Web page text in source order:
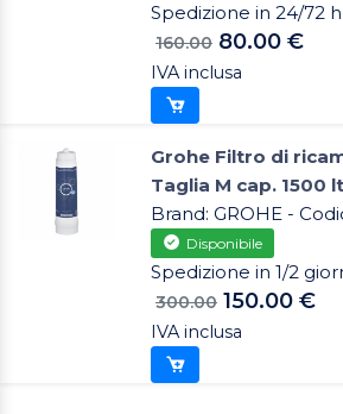
Spedizione in 24/72 h
160.00 80.00 €
IVA inclusa
Grohe Filtro di
Taglia M cap. 1500
Brand: GROHE -
Disponibile
Spedizione in 1/2
300.00 150.00 €
IVA inclusa